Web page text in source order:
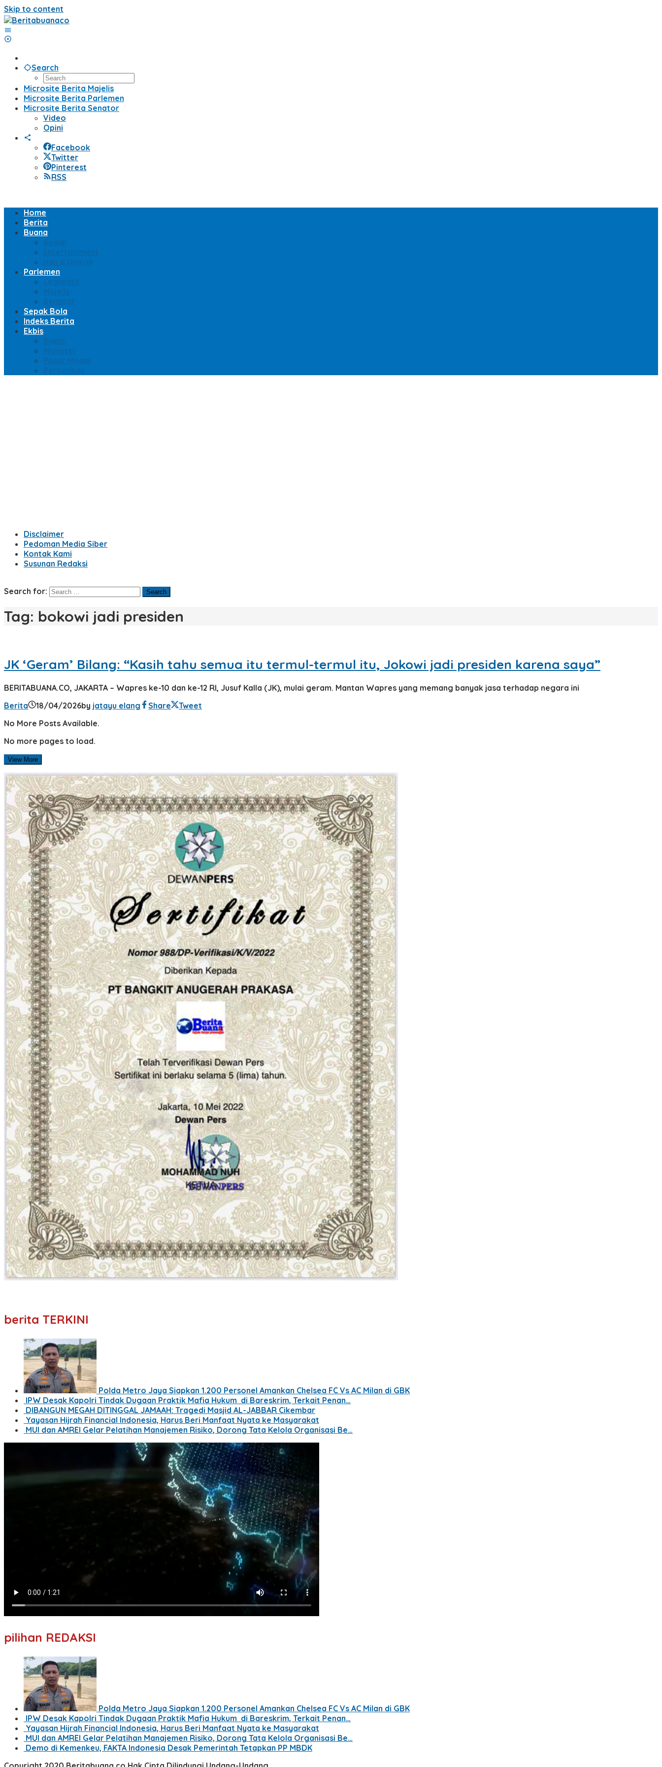
Skip to content
Search
Microsite Berita Majelis
Microsite Berita Parlemen
Microsite Berita Senator
Video
Opini
Facebook
Twitter
Pinterest
RSS
Home
Berita
Buana
Sosial
Entertainment
Haji & Umroh
Parlemen
Legislatif
Majelis
Senator
Sepak Bola
Indeks Berita
Ekbis
Bisnis
Moneter
Pasar Modal
Perbankan
Disclaimer
Pedoman Media Siber
Kontak Kami
Susunan Redaksi
Search for:
Tag: bokowi jadi presiden
JK ‘Geram’ Bilang: “Kasih tahu semua itu termul-termul itu, Jokowi jadi presiden karena saya”
BERITABUANA.CO, JAKARTA – Wapres ke-10 dan ke-12 RI, Jusuf Kalla (JK), mulai geram. Mantan Wapres yang memang banyak jasa terhadap negara ini
Berita
18/04/2026by jatayu elang Share
Tweet
No More Posts Available.
No more pages to load.
View More
berita TERKINI
Polda Metro Jaya Siapkan 1.200 Personel Amankan Chelsea FC Vs AC Milan di GBK
IPW Desak Kapolri Tindak Dugaan Praktik Mafia Hukum di Bareskrim, Terkait Penan…
DIBANGUN MEGAH DITINGGAL JAMAAH: Tragedi Masjid AL-JABBAR Cikembar
Yayasan Hijrah Financial Indonesia, Harus Beri Manfaat Nyata ke Masyarakat
MUI dan AMREI Gelar Pelatihan Manajemen Risiko, Dorong Tata Kelola Organisasi Be…
pilihan REDAKSI
Polda Metro Jaya Siapkan 1.200 Personel Amankan Chelsea FC Vs AC Milan di GBK
IPW Desak Kapolri Tindak Dugaan Praktik Mafia Hukum di Bareskrim, Terkait Penan…
Yayasan Hijrah Financial Indonesia, Harus Beri Manfaat Nyata ke Masyarakat
MUI dan AMREI Gelar Pelatihan Manajemen Risiko, Dorong Tata Kelola Organisasi Be…
Demo di Kemenkeu, FAKTA Indonesia Desak Pemerintah Tetapkan PP MBDK